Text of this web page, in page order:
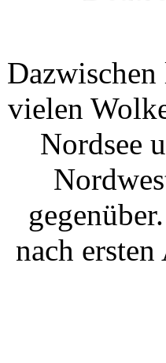
vielen
Nordsee
nach